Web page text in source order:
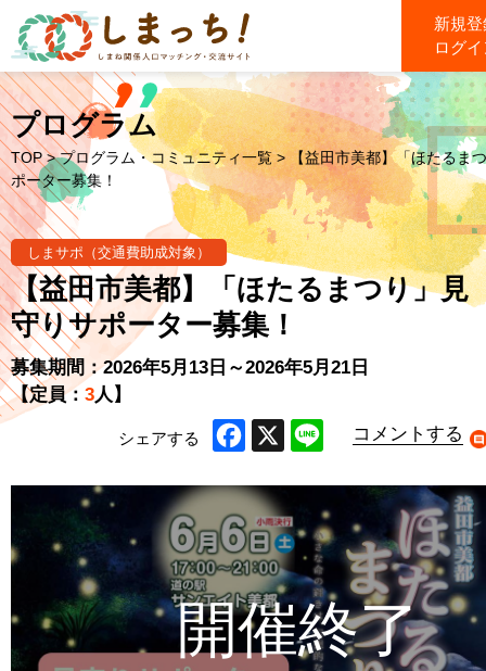
新規
ログ
プログラム
TOP >プログラム・コミュニティ一覧> 【益田市美都】「ほたるま
ポーター募集！
しまサポ（交通費助成対象）
【益田市美都】「ほたるまつり」見
守りサポーター募集！
募集期間：2026年5月13日～2026年5月21日
【定員： 3人】
シェアする
コメントする